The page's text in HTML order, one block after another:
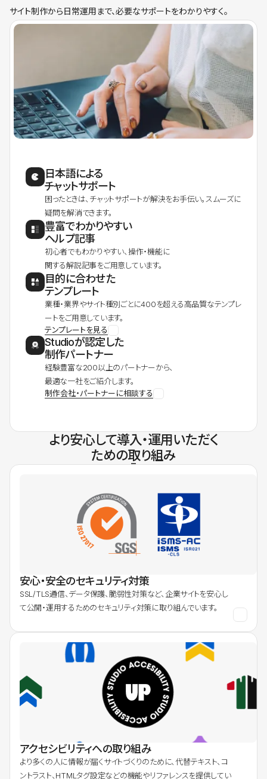
サイト制作から日常運用まで、必要なサポートをわかりやすく。
日本語による
チャットサポート
困ったときは、チャットサポートが解決をお手伝い。スムーズに
疑問を解消できます。
豊富でわかりやすい
ヘルプ記事
初心者でもわかりやすい、操作・機能に
関する解説記事をご用意しています。
目的に合わせた
テンプレート
業種・業界やサイト種別ごとに400を超える高品質なテンプレ
ートをご用意しています。
テンプレートを見る
Studioが認定した
制作パートナー
経験豊富な200以上のパートナーから、
最適な一社をご紹介します。
制作会社・パートナーに相談する
より安心して導入・運用いただく
ための取り組み
安心・安全のセキュリティ対策
SSL/TLS通信、データ保護、脆弱性対策など、企業サイトを安心し
て公開・運用するためのセキュリティ対策に取り組んでいます。
アクセシビリティへの取り組み
より多くの人に情報が届くサイトづくりのために、代替テキスト、コ
ントラスト、HTMLタグ設定などの機能やリファレンスを提供してい